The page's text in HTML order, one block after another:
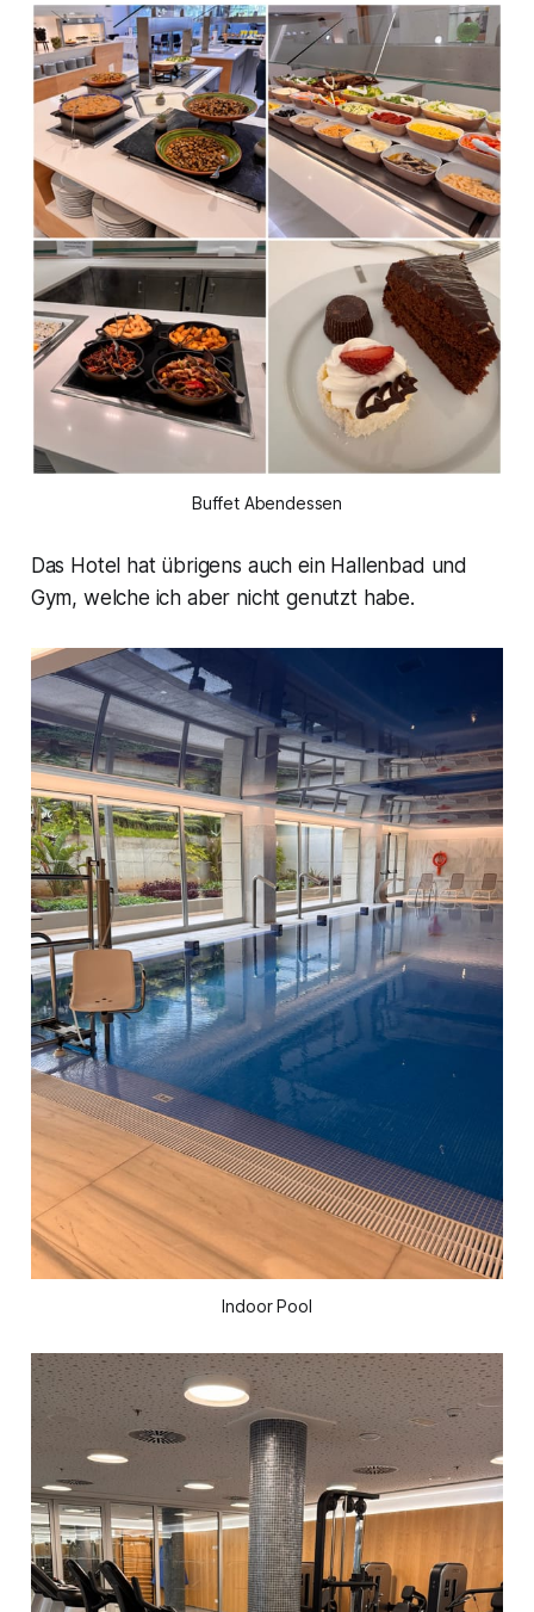
Buffet Abendessen
Das Hotel hat übrigens auch ein Hallenbad und
Gym, welche ich aber nicht genutzt habe.
Indoor Pool